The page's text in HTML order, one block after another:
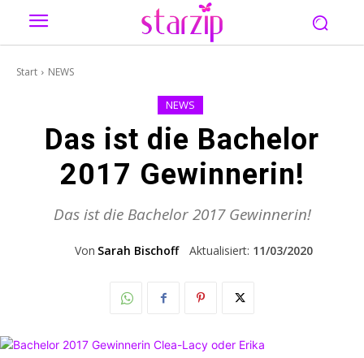
Start NEWS
NEWS
Das ist die Bachelor
2017 Gewinnerin!
Das ist die Bachelor 2017 Gewinnerin!
Von Sarah Bischoff Aktualisiert: 11/03/2020